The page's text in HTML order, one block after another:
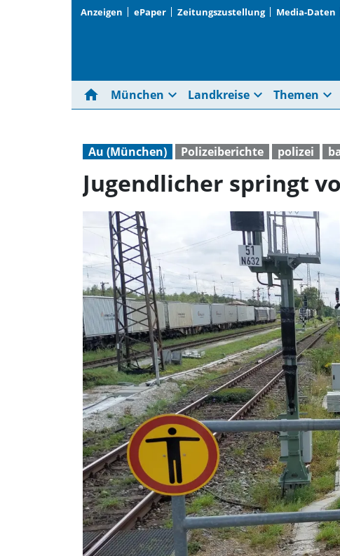
Anzeigen ePaper Zeitungszustellung Media-Daten
home München expand_more Landkreise expand_more Themen expand_more
Au (München) Polizeiberichte polizei
Jugendlicher springt